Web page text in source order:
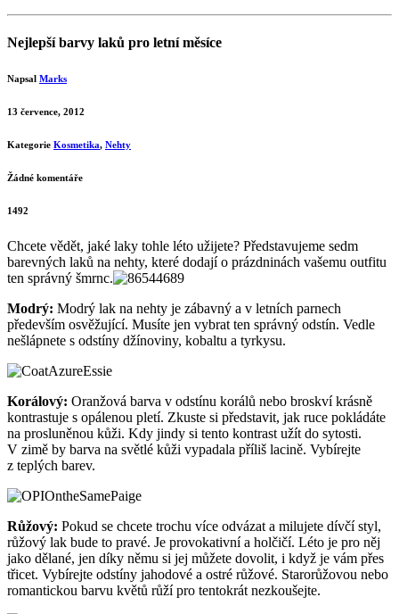
Nejlepší barvy laků pro letní měsíce
Napsal
13 července, 2012
Kategorie Kosmetika ,Nehty
Žádné komentáře